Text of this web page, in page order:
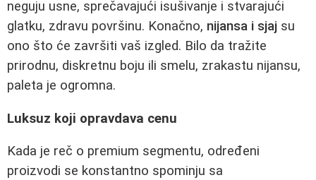
neguju usne, sprečavajući isušivanje i stvarajući
glatku, zdravu površinu. Konačno, nijansa i sjaj su
ono što će završiti vaš izgled. Bilo da tražite
prirodnu, diskretnu boju ili smelu, zrakastu nijansu,
paleta je ogromna.
Luksuz koji opravdava cenu
Kada je reč o premium segmentu, određeni
proizvodi se konstantno spominju sa